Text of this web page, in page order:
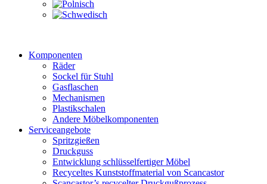
Komponenten
Räder
Sockel für Stuhl
Gasflaschen
Mechanismen
Plastikschalen
Andere Möbelkomponenten
Serviceangebote
Spritzgießen
Druckguss
Entwicklung schlüsselfertiger Möbel
Recyceltes Kunststoffmaterial von Scancastor